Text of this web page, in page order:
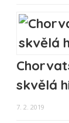
skvělá
7. 2. 2019